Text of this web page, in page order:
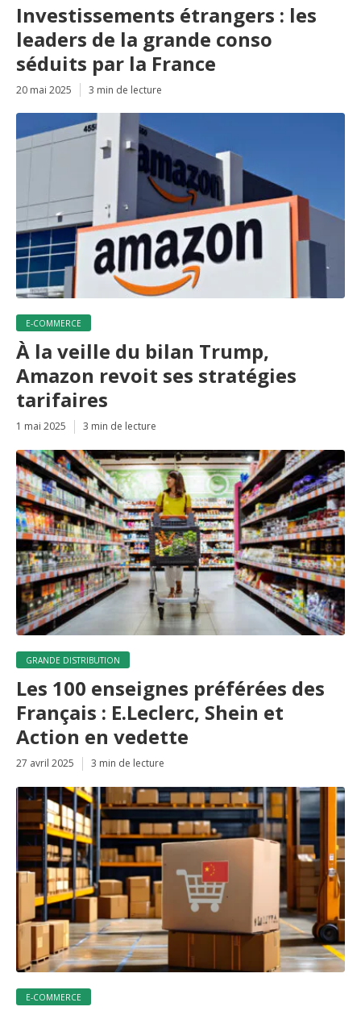
Investissements étrangers : les
leaders de la grande conso
séduits par la France
20 mai 2025 3 min de lecture
E-COMMERCE
À la veille du bilan Trump,
Amazon revoit ses stratégies
tarifaires
1 mai 2025 3 min de lecture
GRANDE DISTRIBUTION
Les 100 enseignes préférées des
Français : E.Leclerc, Shein et
Action en vedette
27 avril 2025 3 min de lecture
E-COMMERCE